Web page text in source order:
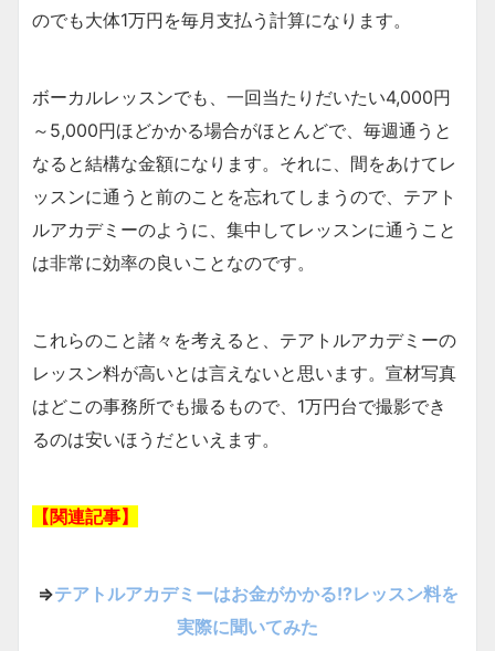
のでも大体1万円を毎月支払う計算になります。
ボーカルレッスンでも、一回当たりだいたい4,000円
～5,000円ほどかかる場合がほとんどで、毎週通うと
なると結構な金額になります。それに、間をあけてレ
ッスンに通うと前のことを忘れてしまうので、テアト
ルアカデミーのように、集中してレッスンに通うこと
は非常に効率の良いことなのです。
これらのこと諸々を考えると、テアトルアカデミーの
レッスン料が高いとは言えないと思います。宣材写真
はどこの事務所でも撮るもので、1万円台で撮影でき
るのは安いほうだといえます。
【関連記事】
⇒テアトルアカデミーはお金がかかる!?レッスン料を
実際に聞いてみた